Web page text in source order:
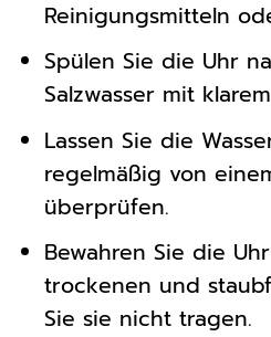
Reinigungsmitteln
Spülen Sie die Uhr
Salzwasser mit
Lassen Sie die
regelmäßig von
überprüfen.
Bewahren Sie die
trockenen und
Sie sie nicht tragen.